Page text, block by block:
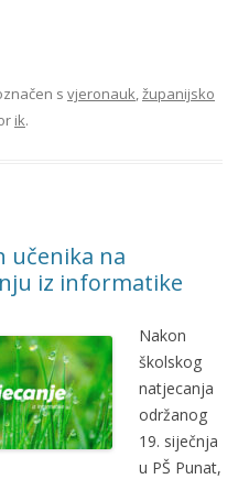
s vjeronauk,županijsko
ik.
učenika na
iz informatike
Nakon
školskog
natjecanja
održanog
19. siječnja
u PŠ Punat,